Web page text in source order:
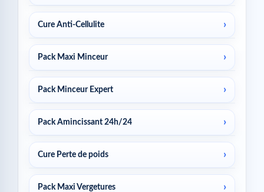
Cure Anti-Cellulite
Pack Maxi Minceur
Pack Minceur Expert
Pack Amincissant 24h/24
Cure Perte de poids
Pack Maxi Vergetures